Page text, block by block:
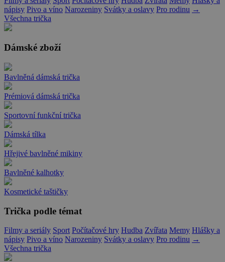
nápisy Pivo a víno Narozeniny Svátky a oslavy Pro rodinu →
Všechna trička
Dámské zboží
Bavlněná dámská trička
Prémiová dámská trička
Sportovní funkční trička
Dámská tílka
Hřejivé bavlněné mikiny
Bavlněné kalhotky
Kosmetické taštičky
Trička podle témat
Filmy a seriály Sport Počítačové hry Hudba Zvířata Memy Hlášky a
nápisy Pivo a víno Narozeniny Svátky a oslavy Pro rodinu →
Všechna trička